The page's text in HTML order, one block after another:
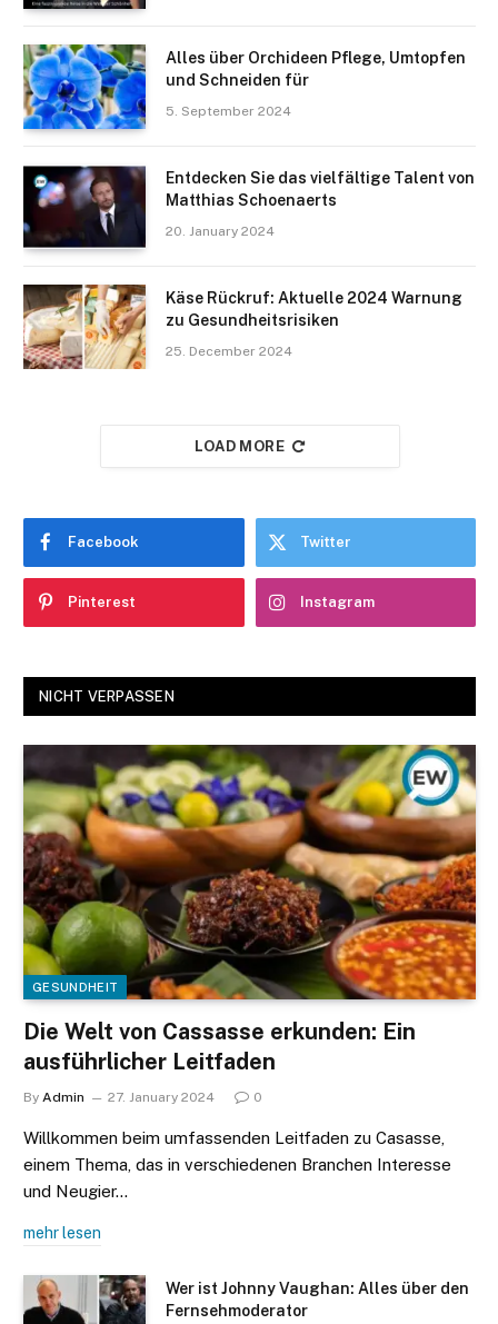
Alles über Orchideen Pflege, Umtopfen
und Schneiden für
5. September 2024
Entdecken Sie das vielfältige Talent von
Matthias Schoenaerts
20. January 2024
Käse Rückruf: Aktuelle 2024 Warnung
zu Gesundheitsrisiken
25. December 2024
LOAD MORE
Facebook Twitter
Pinterest Instagram
NICHT VERPASSEN
GESUNDHEIT
Die Welt von Cassasse erkunden: Ein
ausführlicher Leitfaden
By Admin 27. January 2024 0
Willkommen beim umfassenden Leitfaden zu Casasse,
einem Thema, das in verschiedenen Branchen Interesse
und Neugier…
mehr lesen
Wer ist Johnny Vaughan: Alles über den
Fernsehmoderator